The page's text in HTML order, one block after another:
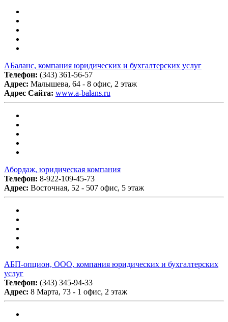
АБаланс, компания юридических и бухгалтерских услуг
Телефон: (343) 361-56-57
Адрес: Малышева, 64 - 8 офис, 2 этаж
Адрес Сайта: www.a-balans.ru
Абордаж, юридическая компания
Телефон: 8-922-109-45-73
Адрес: Восточная, 52 - 507 офис, 5 этаж
АБП-опцион, ООО, компания юридических и бухгалтерских
услуг
Телефон: (343) 345-94-33
Адрес: 8 Марта, 73 - 1 офис, 2 этаж